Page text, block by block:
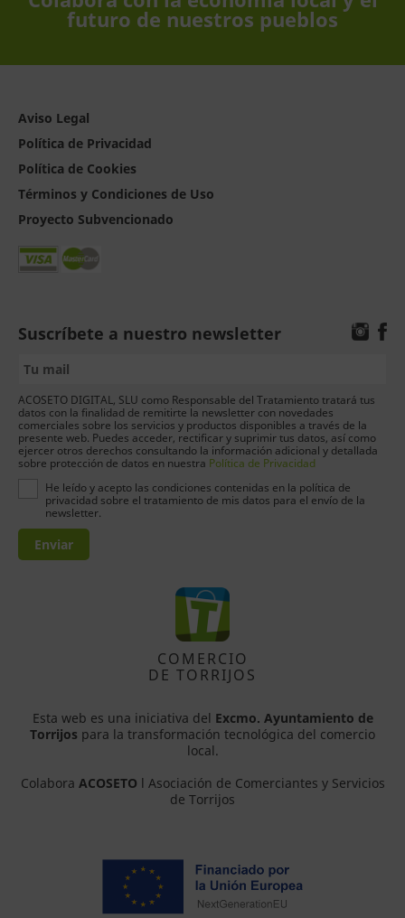
futuro de nuestros pueblos
Aviso Legal
Política de Privacidad
Política de Cookies
Términos y Condiciones de Uso
Proyecto Subvencionado
Suscríbete a nuestro newsletter
ACOSETO DIGITAL, SLU como Responsable del Tratamiento tratará tus
datos con la finalidad de remitirte la newsletter con novedades
comerciales sobre los servicios y productos disponibles a través de la
presente web. Puedes acceder, rectificar y suprimir tus datos, así como
ejercer otros derechos consultando la información adicional y detallada
sobre protección de datos en nuestra Política de Privacidad
He leído y acepto las condiciones contenidas en la política de
privacidad sobre el tratamiento de mis datos para el envío de la
newsletter.
Enviar
COMERCIO
DE TORRIJOS
Esta web es una iniciativa del Excmo. Ayuntamiento de
Torrijos para la transformación tecnológica del comercio
local.
Colabora ACOSETO l Asociación de Comerciantes y Servicios
de Torrijos